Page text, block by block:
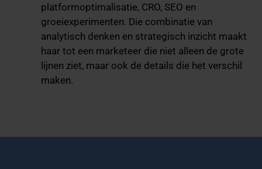
platformoptimalisatie, CRO, SEO en
groeiexperimenten. Die combinatie van
analytisch denken en strategisch inzicht maakt
haar tot een marketeer die niet alleen de grote
lijnen ziet, maar ook de details die het verschil
maken.